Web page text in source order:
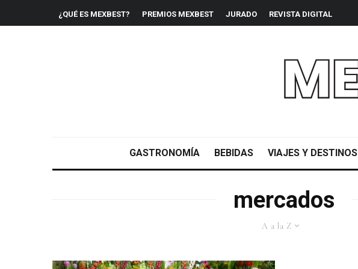
¿QUÉ ES MEXBEST? PREMIOS MEXBEST JURADO REVISTA DIGITAL
GASTRONOMÍA BEBIDAS VIAJES Y DESTINOS
mercados
A a la Z